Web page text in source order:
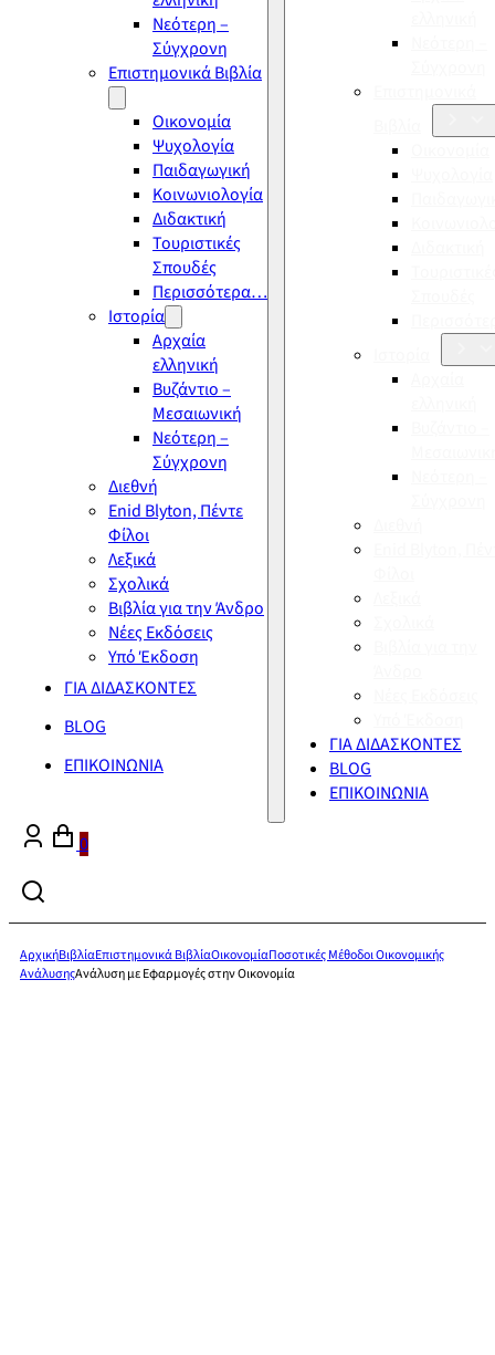
Νεότερη –
Σύγχρονη
Επιστημονικά Βιβλία
Οικονομία
Ψυχολογία
Παιδαγωγική
Κοινωνιολογία
Διδακτική
Τουριστικές
Σπουδές
Περισσότερα…
Ιστορία
Αρχαία
ελληνική
Βυζάντιο –
Μεσαιωνική
Νεότερη –
Σύγχρονη
Διεθνή
Enid Blyton, Πέντε
Φίλοι
Λεξικά
Σχολικά
Βιβλία για την Άνδρο
Νέες Εκδόσεις
Υπό Έκδοση
ΓΙΑ ΔΙΔΑΣΚΟΝΤΕΣ
BLOG
ΕΠΙΚΟΙΝΩΝΙΑ
ΓΙΑ ΔΙΔΑΣΚΟΝΤΕΣ
BLOG
ΕΠΙΚΟΙΝΩΝΙΑ
0
ΑρχικήΒιβλίαΕπιστημονικά ΒιβλίαΟικονομίαΠοσοτικές Μέθοδοι Οικονομικής
ΑνάλυσηςΑνάλυση με Εφαρμογές στην Οικονομία